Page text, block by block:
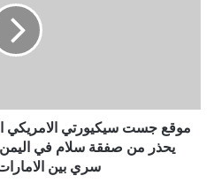
يحذر
من
صفقة
موقع جست سيكيورتي الامريكي
يحذر من صفقة سلام في
سري بين